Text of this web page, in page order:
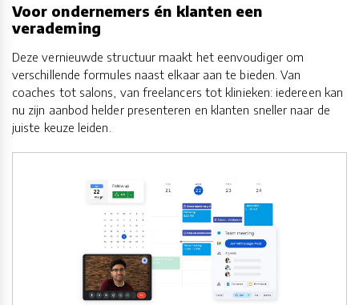
Voor ondernemers én klanten een
verademing
Deze vernieuwde structuur maakt het eenvoudiger om
verschillende formules naast elkaar aan te bieden. Van
coaches tot salons, van freelancers tot klinieken: iedereen kan
nu zijn aanbod helder presenteren en klanten sneller naar de
juiste keuze leiden.